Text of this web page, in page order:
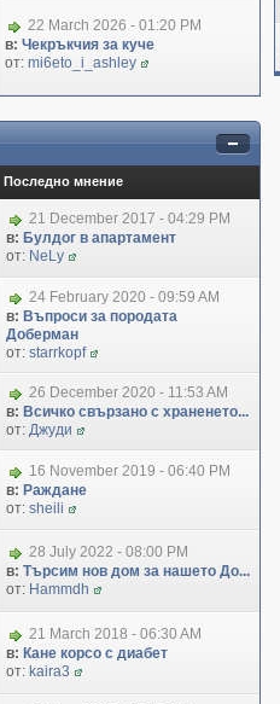
22 March 2026 - 01:20 PM
в: Чекръкчия за куче
от: mi6eto_i_ashley
Последно мнение
21 December 2017 - 04:29 PM
в: Булдог в апартамент
от: NeLy
24 February 2020 - 09:59 AM
в: Въпроси за породата
Доберман
от: starrkopf
26 December 2020 - 11:53 AM
в: Всичко свързано с храненето...
от: Джуди
16 November 2019 - 06:40 PM
в: Раждане
от: sheili
28 July 2022 - 08:00 PM
в: Търсим нов дом за нашето До...
от: Hammdh
21 March 2018 - 06:30 AM
в: Кане корсо с диабет
от: kaira3